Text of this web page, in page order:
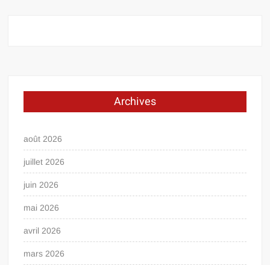
Archives
août 2026
juillet 2026
juin 2026
mai 2026
avril 2026
mars 2026